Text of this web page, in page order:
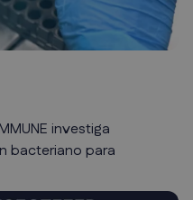
investiga
bacteriano para